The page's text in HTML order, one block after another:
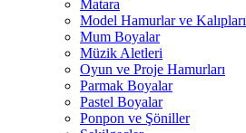
Matara
Model Hamurlar ve Kalıpları
Mum Boyalar
Müzik Aletleri
Oyun ve Proje Hamurları
Parmak Boyalar
Pastel Boyalar
Ponpon ve Şöniller